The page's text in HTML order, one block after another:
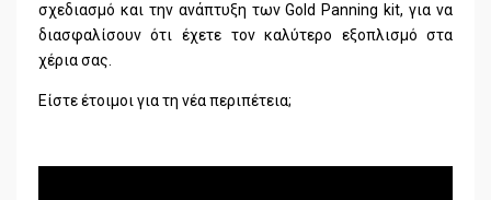
σχεδιασμό και την ανάπτυξη των Gold Panning kit, για να
διασφαλίσουν ότι έχετε τον καλύτερο εξοπλισμό στα
χέρια σας.
Είστε έτοιμοι για τη νέα περιπέτεια;